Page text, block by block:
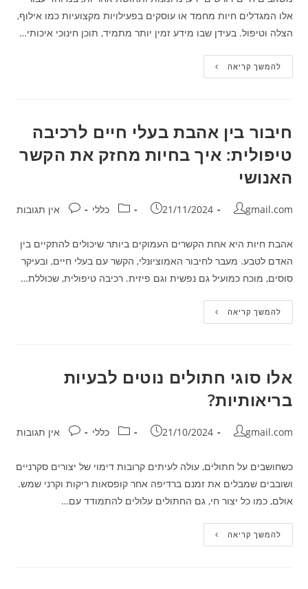
אלו המגדלים חיות מחמד או עוסקים בפעילויות מקצועיות כמו אילוף,
הצלה וטיפול. בעידן שבו מידע זמין יותר מתמיד, תוכן חינוכי איכותי…
להמשך קריאהאיך
לשפר
תוכן
חינוכי
חיבור בין אהבת בעלי חיים לרכיבה
טיפולית: איך בחיות מחזק את הקשר
האנושי
מחבר:
gmail.com פורסם:
21/11/2024 קטגוריה:
כללי תגובות:אין תגובות
אהבת חיות היא אחת הקשרים העמוקים ביותר שיכולים להתקיים בין
האדם לטבע. מעבר לחיבור האמוציונלי, הקשר עם בעלי חיים, ובעיקר
סוסים, מוכח כמועיל גם נפשית וגם פיזית. רכיבה טיפולית, שכוללת…
להמשך קריאהחיבור
בין
טיפולית:
איך
מחזק
את
האנושי
אלו סוגי חתולים נוטים לבעיות
בריאותיות?
מחבר:
gmail.com פורסם:
21/10/2024 קטגוריה:
כללי תגובות:אין תגובות
כשחושבים על חתולים, עולה לעיתים קרובות דימוי של יצורים סקרניים
ושובבים שמבלים את זמנם ברדיפה אחר קופסאות ריקות וקרני שמש.
אולם, כמו כל יצור חי, גם החתולים עלולים להתמודד עם…
להמשך קריאהאלו
סוגי